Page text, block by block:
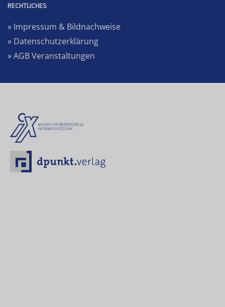
RECHTLICHES
» Impressum & Bildnachweise
» Datenschutzerklärung
» AGB Veranstaltungen